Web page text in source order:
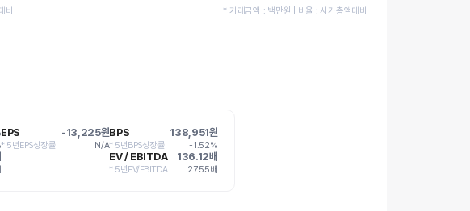
비 * 거래금액 : 백만원 | 비율 : 시가총액대비
EPS -13,225원
* 5년EPS성장률 N/A
BPS 138,951원
* 5년BPS성장률 -1.52%
EV / EBITDA 136.12배
* 5년EV/EBITDA 27.55배